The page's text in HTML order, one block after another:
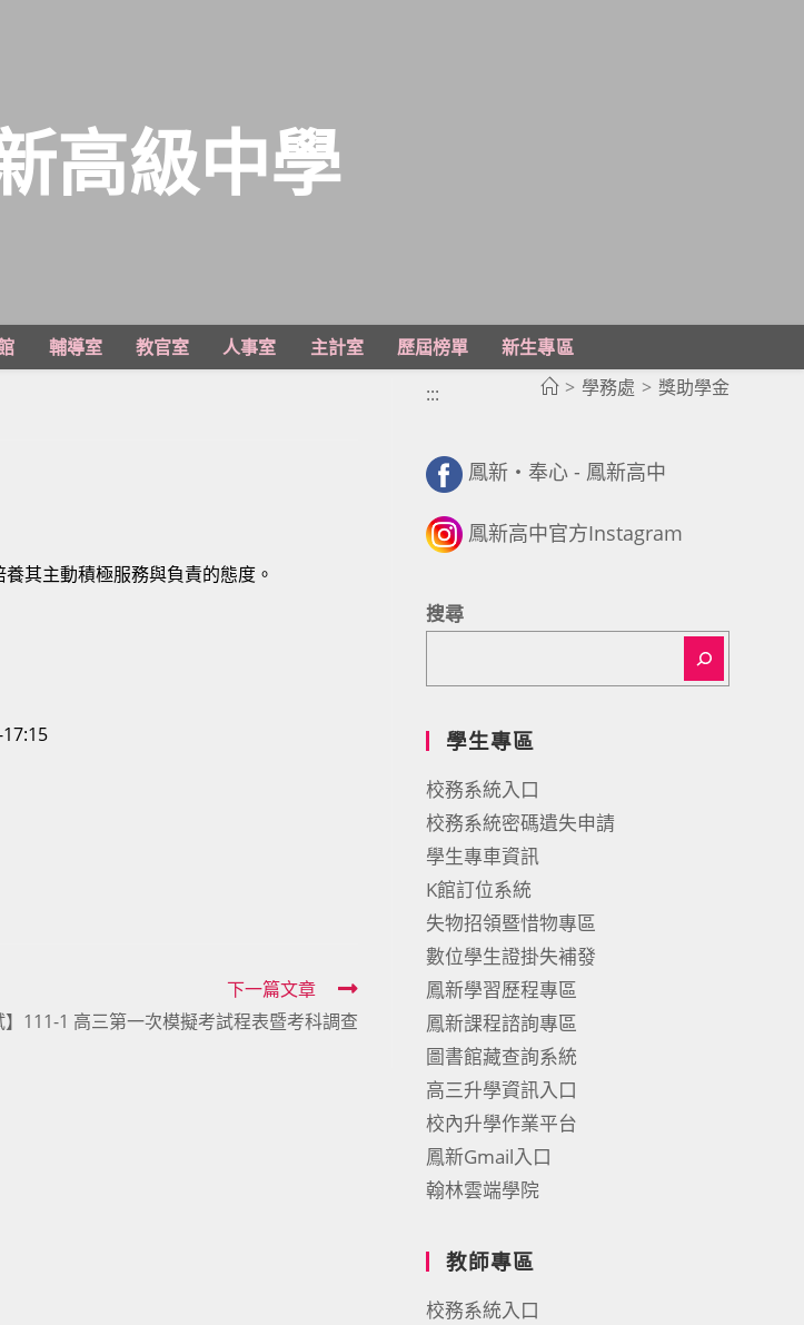
高級中學
輔導室 教官室 人事室 主計室 歷屆榜單
新生專區
> 學務處 > 獎助學金
其主動積極服務與負責的態度。
下一篇文章
】111-1 高三第一次模擬考試程表暨考科調查
:::
鳳新・奉心 - 鳳新高中
鳳新高中官方Instagram
搜尋
學生專區
校務系統入口
校務系統密碼遺失申請
學生專車資訊
K館訂位系統
失物招領暨惜物專區
數位學生證掛失補發
鳳新學習歷程專區
鳳新課程諮詢專區
圖書館藏查詢系統
高三升學資訊入口
校內升學作業平台
鳳新Gmail入口
翰林雲端學院
教師專區
校務系統入口